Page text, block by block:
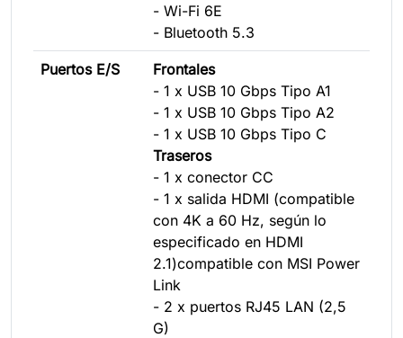
- Wi-Fi 6E
- Bluetooth 5.3
Puertos E/S
Frontales
- 1 x USB 10 Gbps Tipo A1
- 1 x USB 10 Gbps Tipo A2
- 1 x USB 10 Gbps Tipo C
Traseros
- 1 x conector CC
- 1 x salida HDMI (compatible
con 4K a 60 Hz, según lo
especificado en HDMI
2.1)compatible con MSI Power
Link
- 2 x puertos RJ45 LAN (2,5
G)